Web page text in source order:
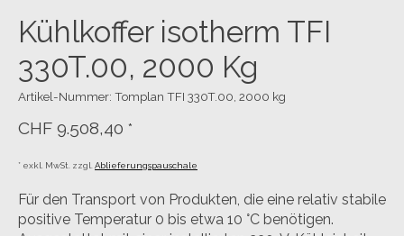
Kühlkoffer isotherm TFI
330T.00, 2000 Kg
Artikel-Nummer: Tomplan TFI 330T.00, 2000 kg
CHF 9.508,40 *
* exkl. MwSt. zzgl. Ablieferungspauschale
Für den Transport von Produkten, die eine relativ stabile
positive Temperatur 0 bis etwa 10 °C benötigen.